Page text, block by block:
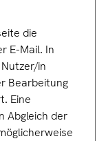
die
E-Mail. In
in
Bearbeitung
Eine
Abgleich der